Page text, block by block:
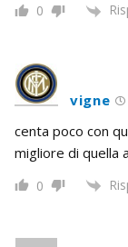
0
vigne
centa poco con
migliore di quella
0